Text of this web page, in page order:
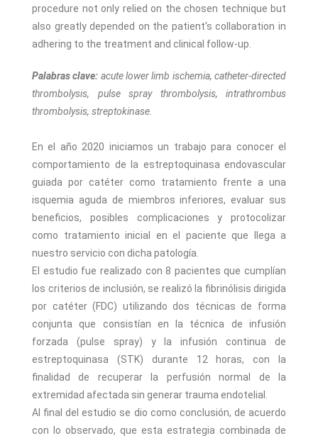
procedure not only relied on the chosen technique but
also greatly depended on the patient's collaboration in
adhering to the treatment and clinical follow-up.
Palabras clave: acute lower limb ischemia, catheter-directed
thrombolysis, pulse spray thrombolysis, intrathrombus
thrombolysis, streptokinase.
En el año 2020 iniciamos un trabajo para conocer el
comportamiento de la estreptoquinasa endovascular
guiada por catéter como tratamiento frente a una
isquemia aguda de miembros inferiores, evaluar sus
beneficios, posibles complicaciones y protocolizar
como tratamiento inicial en el paciente que llega a
nuestro servicio con dicha patología.
El estudio fue realizado con 8 pacientes que cumplían
los criterios de inclusión, se realizó la fibrinólisis dirigida
por catéter (FDC) utilizando dos técnicas de forma
conjunta que consistían en la técnica de infusión
forzada (pulse spray) y la infusión continua de
estreptoquinasa (STK) durante 12 horas, con la
finalidad de recuperar la perfusión normal de la
extremidad afectada sin generar trauma endotelial.
Al final del estudio se dio como conclusión, de acuerdo
con lo observado, que esta estrategia combinada de